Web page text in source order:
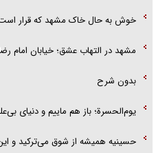
خوش به حال خاک مشهد که قرار است
مشهد در التهاب عشق؛ خیابان امام
بدون شرح
یوم‌الحسرة؛ باز هم ماییم و دنیای
حسینیه همیشه از شوق می‌ترکید و